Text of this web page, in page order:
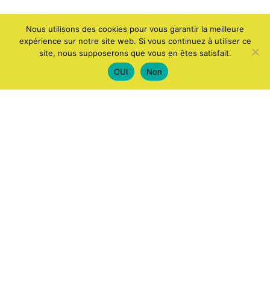
Nous utilisons des cookies pour vous garantir la meilleure
expérience sur notre site web. Si vous continuez à utiliser ce
site, nous supposerons que vous en êtes satisfait.
OUI
Non